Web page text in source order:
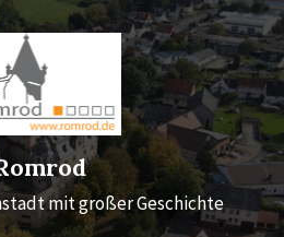
mit großer Geschichte